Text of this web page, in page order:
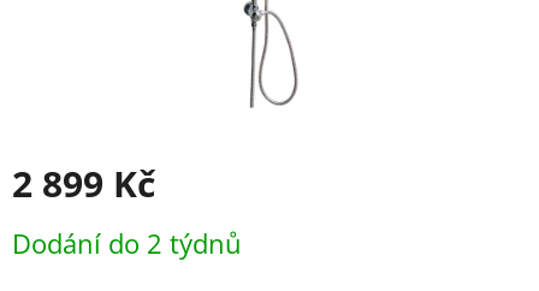
2 899 Kč
cena:
Dodání do 2 týdnů